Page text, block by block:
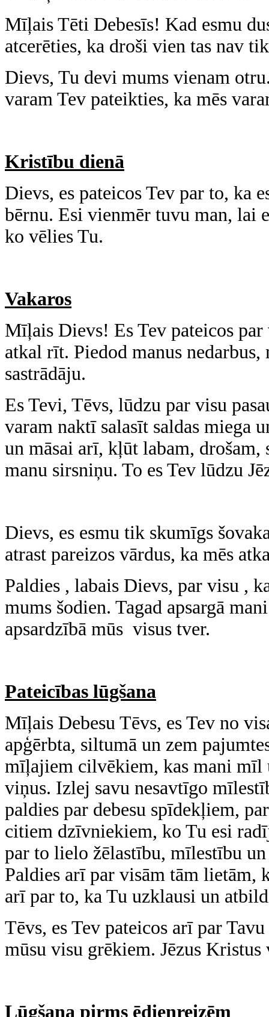
Mīļais Tēti Debesīs! Kad esmu
atcerēties, ka droši vien tas nav
Dievs, Tu devi mums vienam
varam Tev pateikties, ka mēs
Kristību dienā
Dievs, es pateicos Tev par to, ka
bērnu. Esi vienmēr tuvu man, lai
ko vēlies Tu.
Vakaros
Mīļais Dievs! Es Tev pateicos
atkal rīt. Piedod manus
sastrādāju.
Es Tevi, Tēvs, lūdzu par visu
varam naktī salasīt saldas miega
un māsai arī, kļūt labam,
manu sirsniņu. To es Tev lūdzu
Dievs, es esmu tik skumīgs
atrast pareizos vārdus, ka mēs
Paldies , labais Dievs, par visu ,
mums šodien. Tagad apsargā
apsardzībā mūs visus tver.
Pateicības lūgšana
Mīļais Debesu Tēvs, es Tev no
apģērbta, siltumā un zem
mīļajiem cilvēkiem, kas mani mīl
viņus. Izlej savu nesavtīgo
paldies par debesu spīdekļiem,
citiem dzīvniekiem, ko Tu esi
par to lielo žēlastību, mīlestību
Paldies arī par visām tām lietām,
arī par to, ka Tu uzklausi un
Tēvs, es Tev pateicos arī par
mūsu visu grēkiem. Jēzus Kristus
Lūgšana pirms ēdienreizēm